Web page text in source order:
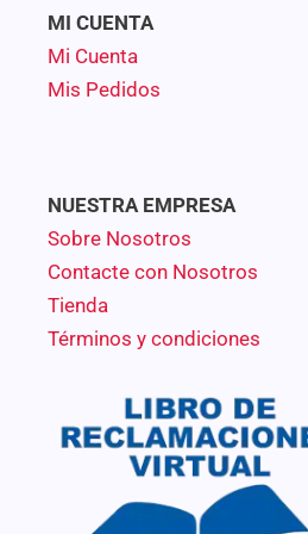
MI CUENTA
Mi Cuenta
Mis Pedidos
NUESTRA EMPRESA
Sobre Nosotros
Contacte con Nosotros
Tienda
Términos y condiciones